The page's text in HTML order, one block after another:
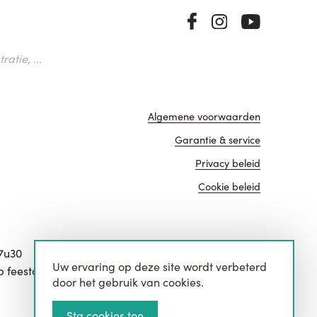
...
feestdagen.
Algemene voorwaarden
Garantie & service
Privacy beleid
Cookie beleid
website door
Uw ervaring op deze site wordt verbeterd
door het gebruik van cookies.